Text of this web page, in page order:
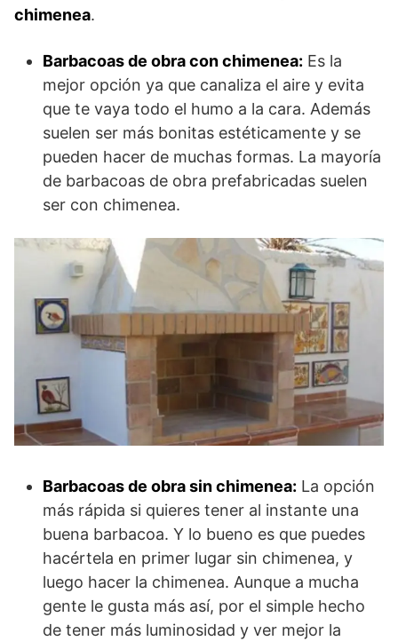
chimenea.
Barbacoas de obra con chimenea: Es la
mejor opción ya que canaliza el aire y evita
que te vaya todo el humo a la cara. Además
suelen ser más bonitas estéticamente y se
pueden hacer de muchas formas. La mayoría
de barbacoas de obra prefabricadas suelen
ser con chimenea.
Barbacoas de obra sin chimenea: La opción
más rápida si quieres tener al instante una
buena barbacoa. Y lo bueno es que puedes
hacértela en primer lugar sin chimenea, y
luego hacer la chimenea. Aunque a mucha
gente le gusta más así, por el simple hecho
de tener más luminosidad y ver mejor la